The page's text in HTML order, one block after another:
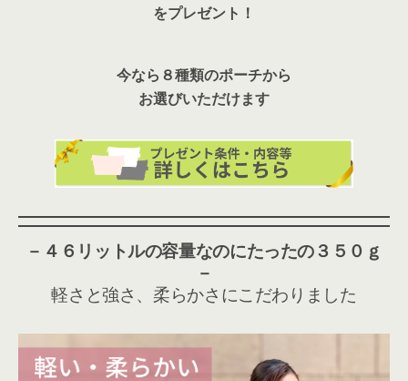
をプレゼント！
今なら８種類のポーチから
お選びいただけます
－４６リットルの容量なのにたったの３５０ｇ
－
軽さと強さ、柔らかさにこだわりました